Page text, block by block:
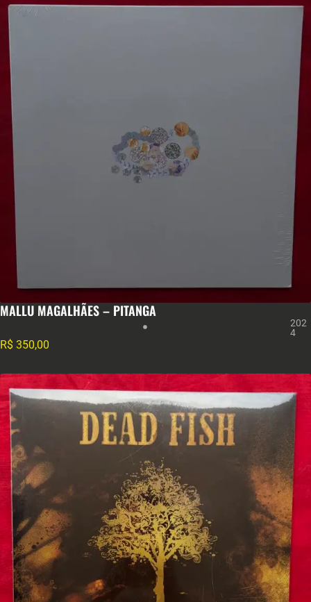
MALLU MAGALHÃES – PITANGA
202
4
R$ 350,00